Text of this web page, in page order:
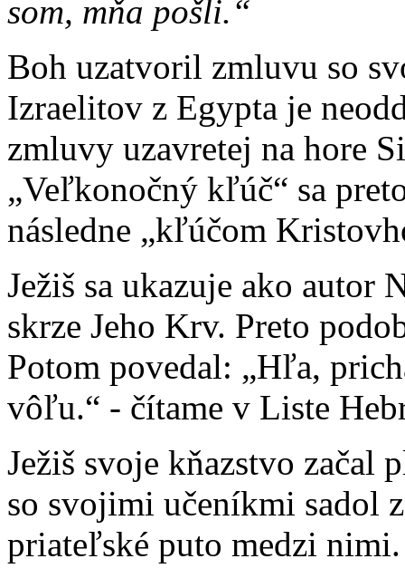
som, mňa pošli.“
Boh uzatvoril zmluvu so
Izraelitov z Egypta je
zmluvy uzavretej na hore
„Veľkonočný kľúč“ sa
následne „kľúčom
Ježiš sa ukazuje ako autor
skrze Jeho Krv. Preto
Potom povedal: „Hľa,
vôľu.“ - čítame v Liste
Ježiš svoje kňazstvo
so svojimi učeníkmi sadol
priateľské puto medzi nimi.